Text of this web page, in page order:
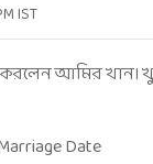
IST
করলেন আমির
Date